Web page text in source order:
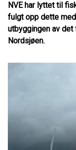
NVE har lyttet til
fulgt opp dette
utbyggingen av
Nordsjøen.